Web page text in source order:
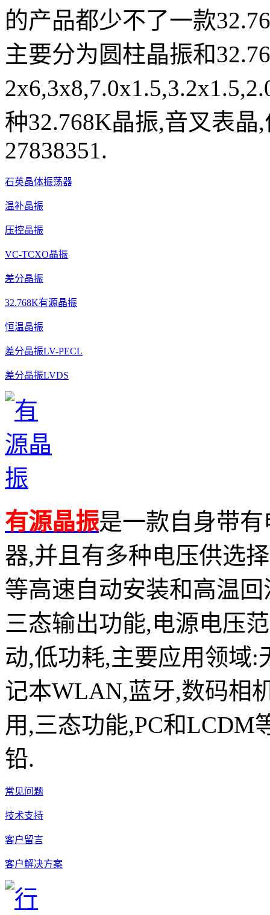
的产品都少不了一款
主要分为圆柱晶振和
种32.768K晶振,音叉表晶
27838351.
石英晶体振荡器
温补晶振
压控晶振
VC-TCXO晶振
差分晶振
32.768K有源晶振
恒温晶振
差分晶振LV-PECL
差分晶振LVDS
有源晶振是一款自身带
器,并且有多种电压供选
等高速自动安装和高温
三态输出功能,电源电压
动,低功耗,主要应用领域
记本WLAN,蓝牙,数码相
用,三态功能,PC和LCDM
铅.
常见问题
技术支持
客户留言
客户解决方案